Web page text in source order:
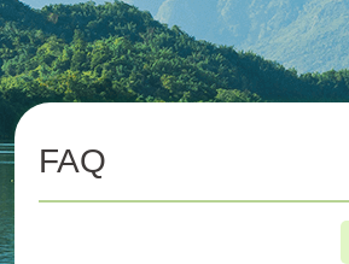
塊
FAQ